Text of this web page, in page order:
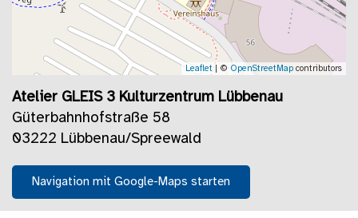
Leaflet| © OpenStreetMap contributors
Atelier GLEIS 3 Kulturzentrum Lübbenau
Güterbahnhofstraße 58
03222 Lübbenau/Spreewald
Navigation mit Google-Maps starten